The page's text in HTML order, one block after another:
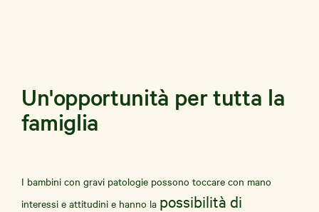
Un'opportunità per tutta la
famiglia
I bambini con gravi patologie possono toccare con mano
interessi e attitudini e hanno la possibilità di